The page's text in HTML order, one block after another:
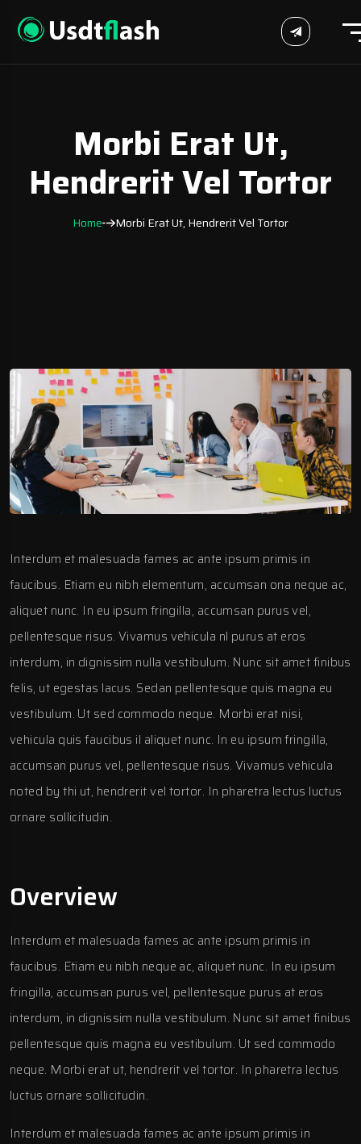
Morbi Erat Ut,
Hendrerit Vel Tortor
Home Morbi Erat Ut, Hendrerit Vel Tortor
Interdum et malesuada fames ac ante ipsum primis in
faucibus. Etiam eu nibh elementum, accumsan ona neque ac,
aliquet nunc. In eu ipsum fringilla, accumsan purus vel,
pellentesque risus. Vivamus vehicula nl purus at eros
interdum, in dignissim nulla vestibulum. Nunc sit amet finibus
felis, ut egestas lacus. Sedan pellentesque quis magna eu
vestibulum. Ut sed commodo neque. Morbi erat nisi,
vehicula quis faucibus il aliquet nunc. In eu ipsum fringilla,
accumsan purus vel, pellentesque risus. Vivamus vehicula
noted by thi ut, hendrerit vel tortor. In pharetra lectus luctus
ornare sollicitudin.
Overview
Interdum et malesuada fames ac ante ipsum primis in
faucibus. Etiam eu nibh neque ac, aliquet nunc. In eu ipsum
fringilla, accumsan purus vel, pellentesque purus at eros
interdum, in dignissim nulla vestibulum. Nunc sit amet finibus
pellentesque quis magna eu vestibulum. Ut sed commodo
neque. Morbi erat ut, hendrerit vel tortor. In pharetra lectus
luctus ornare sollicitudin.
Interdum et malesuada fames ac ante ipsum primis in